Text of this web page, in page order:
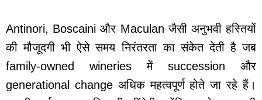
Antinori, Boscaini और Maculan जैसी अनुभवी हस्तियों
की मौजूदगी भी ऐसे समय निरंतरता का संकेत देती है जब
family-owned wineries में succession और
generational change अधिक महत्वपूर्ण होते जा रहे हैं।